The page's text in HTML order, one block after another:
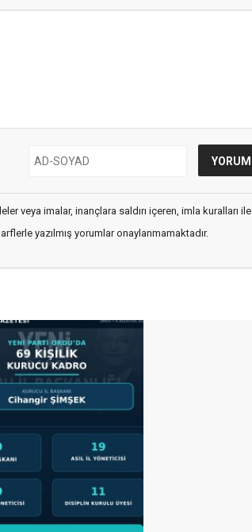
veya imalar, inançlara saldırı içeren, imla kuralları ile
yazılmış yorumlar onaylanmamaktadır.